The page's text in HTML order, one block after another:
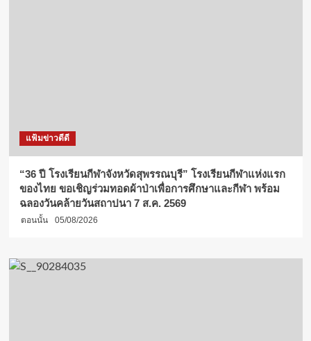
แฟ้มข่าวดีดี
“36 ปี โรงเรียนกีฬาจังหวัดสุพรรณบุรี” โรงเรียนกีฬาแห่งแรก
ของไทย ขอเชิญร่วมทอดผ้าป่าเพื่อการศึกษาและกีฬา พร้อม
ฉลองวันคล้ายวันสถาปนา 7 ส.ค. 2569
ตอนนั้น 05/08/2026